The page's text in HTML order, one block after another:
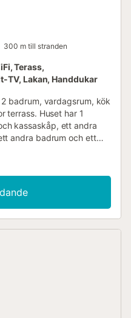
300 m till stranden
Terass,
TV, Lakan, Handdukar
badrum, vardagsrum, kök
terrass. Huset har 1
kassaskåp, ett andra
andra badrum och ett
på olika
jacuzzi för 4 personer,